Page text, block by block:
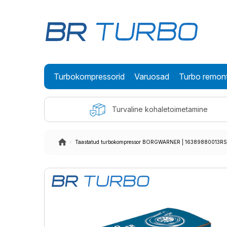
Turbokompressorid Varuosad Turbo
Turvaline kohaletoimetamine
Taastatud turbokompressor BORGWARNER | 16389880013RS